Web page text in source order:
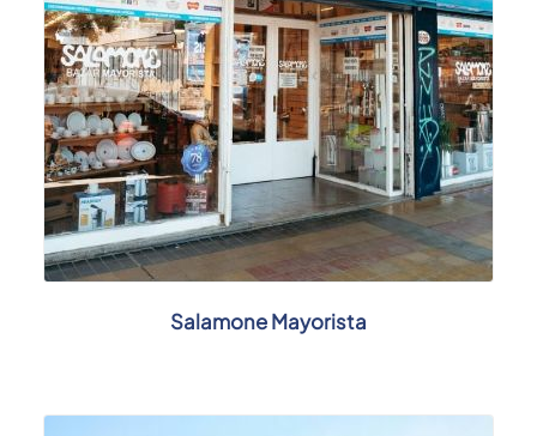
Salamone Mayorista